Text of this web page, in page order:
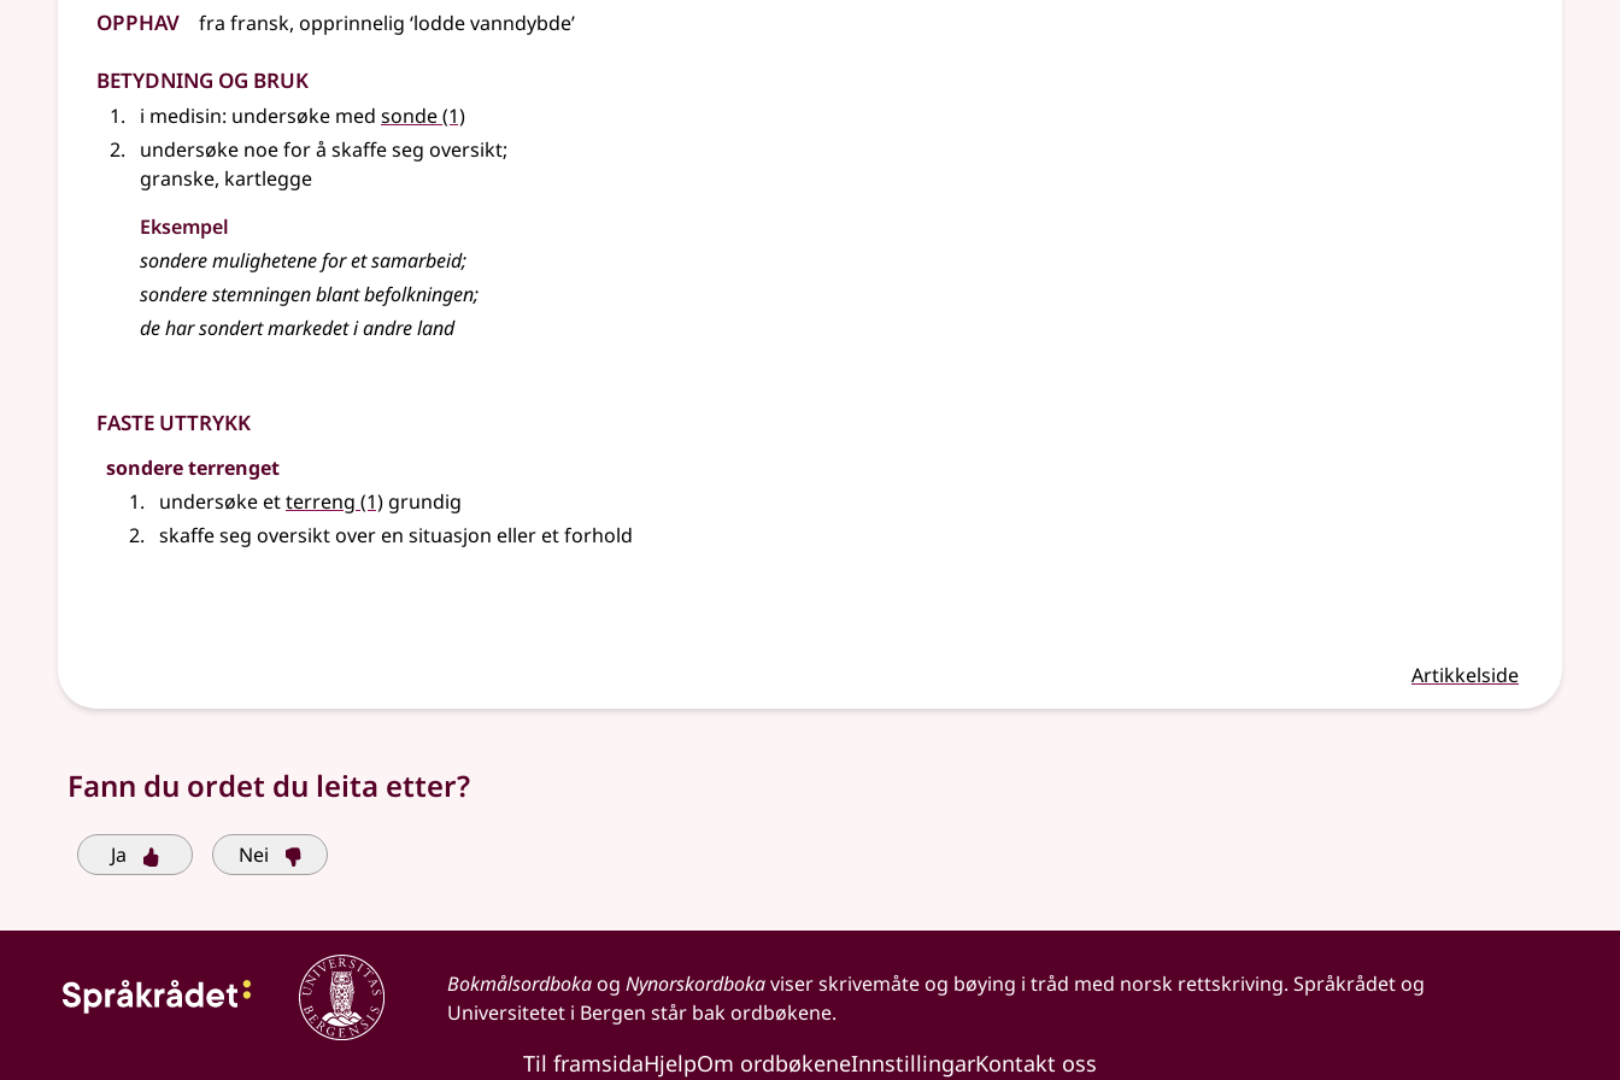
Opphav fra fransk, opprinnelig ‘lodde vanndybde’
Betydning og bruk
i medisin: undersøke med sonde(1)
undersøke noe for å skaffe seg oversikt;
granske, kartlegge
Eksempel
sondere mulighetene for et samarbeid;
sonderestemningen blant befolkningen;
de har sondert markedet i andre land
Faste uttrykk
sondere terrenget
undersøke etterreng (1) grundig
skaffe seg oversikt over en situasjon eller et forhold
Artikkelside
Fann du ordet du leita etter?
Ja Nei
Bokmålsordbokaog Nynorskordbokaviser skrivemåte og bøying i tråd med norsk rettskriving. Språkrådet og
Universitetet i Bergen står bak ordbøkene.
Til framsidaHjelpOm ordbøkeneInnstillingarKontakt oss